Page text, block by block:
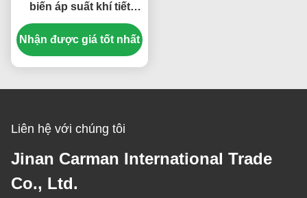
biến áp suất khí tiết
kiệm năng lượng cho
SINOTRUK HOWO A7
Nhận được giá tốt nhất
Liên hệ với chúng tôi
Jinan Carman International Trade
Co., Ltd.